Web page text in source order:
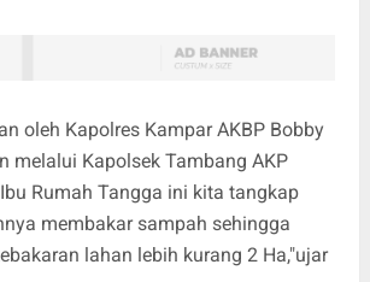
oleh Kapolres Kampar AKBP Bobby
melalui Kapolsek Tambang AKP
Rumah Tangga ini kita tangkap
membakar sampah sehingga
lahan lebih kurang 2 Ha,"ujar